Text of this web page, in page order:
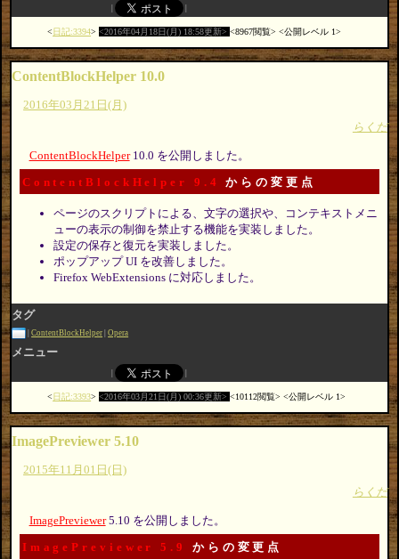
日記:3394 2016年04月18日(月) 18:58更新 8967閲覧 公開レベル 1
ContentBlockHelper 10.0
2016年03月21日(月)
らくだ
ContentBlockHelper10.0 を公開しました。
ContentBlockHelper 9.4 からの変更点
ページのスクリプトによる、文字の選択や、コンテキストメニ
ューの表示の制御を禁止する機能を実装しました。
設定の保存と復元を実装しました。
ポップアップ UI を改善しました。
Firefox WebExtensions に対応しました。
タグ
ContentBlockHelper Opera
メニュー
日記:3393 2016年03月21日(月) 00:36更新 10112閲覧 公開レベル 1
ImagePreviewer 5.10
2015年11月01日(日)
らくだ
ImagePreviewer5.10 を公開しました。
ImagePreviewer 5.9 からの変更点